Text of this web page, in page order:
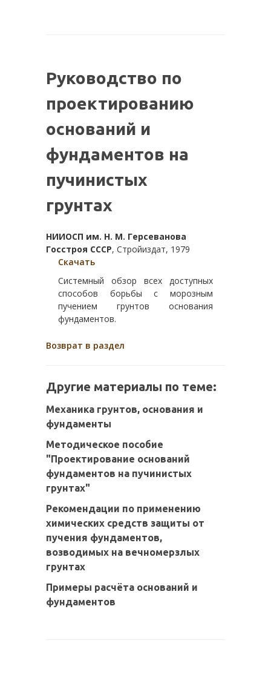
Руководство по
проектированию
оснований и
фундаментов на
пучинистых
грунтах
НИИОСП им. Н. М. Герсеванова
Госстроя СССР, Стройиздат, 1979
Скачать
Системный обзор всех доступных
способов борьбы с морозным
пучением грунтов основания
фундаментов.
Возврат в раздел
Другие материалы по теме:
Механика грунтов, основания и
фундаменты
Методическое пособие
"Проектирование оснований
фундаментов на пучинистых
грунтах"
Рекомендации по применению
химических средств защиты от
пучения фундаментов,
возводимых на вечномерзлых
грунтах
Примеры расчёта оснований и
фундаментов